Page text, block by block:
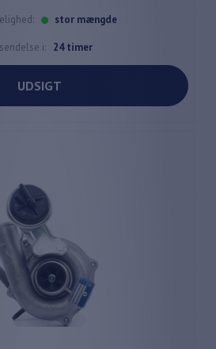
stor mængde
i: 24 timer
UDSIGT